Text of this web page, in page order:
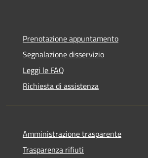
Prenotazione appuntamento
Segnalazione disservizio
Leggi le FAQ
Richiesta di assistenza
Amministrazione trasparente
Trasparenza rifiuti